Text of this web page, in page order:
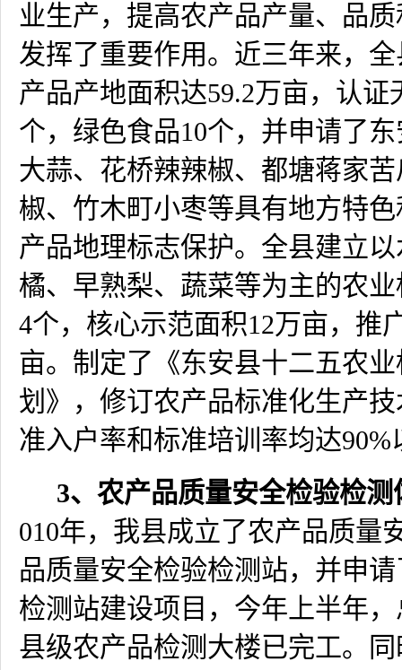
业生产，提高农产品产量、品
发挥了重要作用。近三年来，
产品产地面积达59.2万亩，认证
个，绿色食品10个，并申请了
大蒜、花桥辣辣椒、都塘蒋家
椒、竹木町小枣等具有地方特
产品地理标志保护。全县建立
橘、早熟梨、蔬菜等为主的农
4个，核心示范面积12万亩，推
亩。制定了《东安县十二五农
划》，修订农产品标准化生产
准入户率和标准培训率均达90%
3、农产品质量安全检验检
010年，我县成立了农产品质量
品质量安全检验检测站，并申请
检测站建设项目，今年上半年
县级农产品检测大楼已完工。